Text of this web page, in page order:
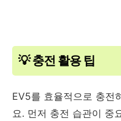
💡 충전 활용 팁
EV5를 효율적으로 충전
요. 먼저 충전 습관이 중